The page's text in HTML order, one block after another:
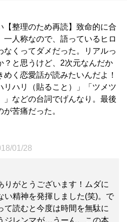
【整理のため再読】致命的に合
一人称なので、語っているヒロ
なくってダメだった。リアルっ
？と思うけど、2次元なんだか
めく恋愛話が読みたいんだよ！
リハリ（貼ること）」「ツメツ
」などの台詞でげんなり。最後
苦痛だった。
01/28
りがとうございます！ムダに
い精神を発揮しました(笑)。で
て読むと今度は時間を無駄に
ジレンマが…うーん。この本